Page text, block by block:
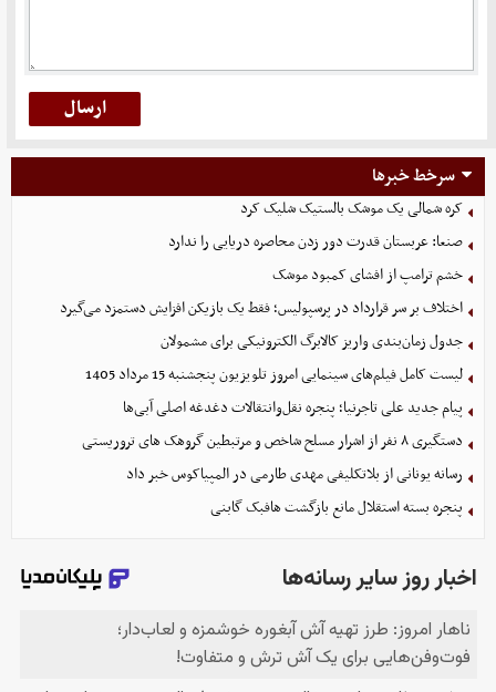
سرخط خبرها
کره شمالی یک موشک بالستیک شلیک کرد
صنعا: عربستان قدرت دور زدن محاصره دریایی را ندارد
خشم ترامپ از افشای کمبود موشک
اختلاف بر سر قرارداد در پرسپولیس؛ فقط یک بازیکن افزایش دستمزد می‌گیرد
جدول زمان‌بندی واریز کالابرگ الکترونیکی برای مشمولان
لیست کامل فیلم‌های سینمایی امروز تلویزیون پنجشنبه 15 مرداد 1405
پیام جدید علی تاجرنیا؛ پنجره نقل‌وانتقالات دغدغه اصلی آبی‌ها
دستگیری ۸ نفر از اشرار مسلح شاخص و مرتبطین گروهک های تروریستی
رسانه یونانی از بلاتکلیفی مهدی طارمی در المپیاکوس خبر داد
پنجره بسته استقلال مانع بازگشت هافبک گابنی